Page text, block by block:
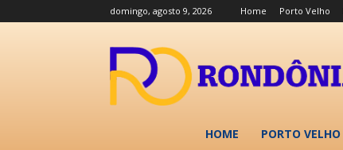
domingo, agosto 9, 2026 Home Porto Velho
HOME PORTO VELHO